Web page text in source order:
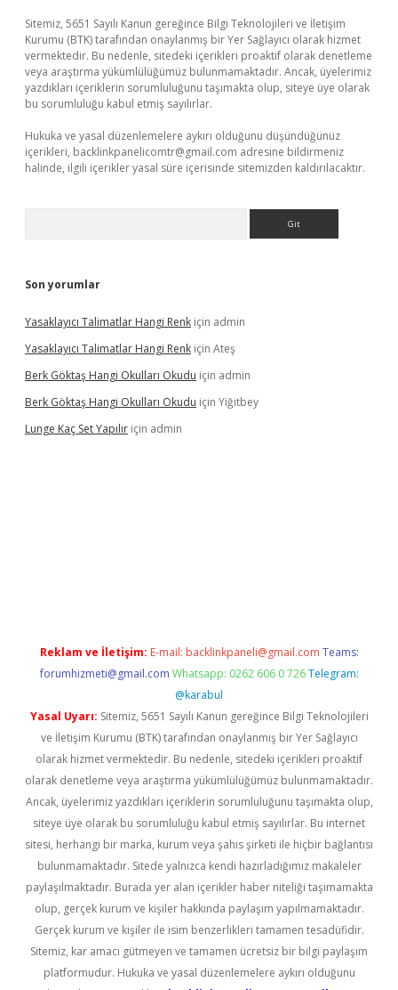
Sitemiz, 5651 Sayılı Kanun gereğince Bilgi Teknolojileri ve İletişim
Kurumu (BTK) tarafından onaylanmış bir Yer Sağlayıcı olarak hizmet
vermektedir. Bu nedenle, sitedeki içerikleri proaktif olarak denetleme
veya araştırma yükümlülüğümüz bulunmamaktadır. Ancak, üyelerimiz
yazdıkları içeriklerin sorumluluğunu taşımakta olup, siteye üye olarak
bu sorumluluğu kabul etmiş sayılırlar.
Hukuka ve yasal düzenlemelere aykırı olduğunu düşündüğünüz
içerikleri, backlinkpanelicomtr@gmail.com adresine bildirmeniz
halinde, ilgili içerikler yasal süre içerisinde sitemizden kaldırılacaktır.
Son yorumlar
Yasaklayıcı Talimatlar Hangi Renk için admin
Yasaklayıcı Talimatlar Hangi Renk için Ateş
Berk Göktaş Hangi Okulları Okudu için admin
Berk Göktaş Hangi Okulları Okudu için Yiğitbey
Lunge Kaç Set Yapılır için admin
Reklam ve İletişim: E-mail: backlinkpaneli@gmail.com Teams:
forumhizmeti@gmail.com Whatsapp: 0262 606 0 726 Telegram:
@karabul
Yasal Uyarı: Sitemiz, 5651 Sayılı Kanun gereğince Bilgi Teknolojileri
ve İletişim Kurumu (BTK) tarafından onaylanmış bir Yer Sağlayıcı
olarak hizmet vermektedir. Bu nedenle, sitedeki içerikleri proaktif
olarak denetleme veya araştırma yükümlülüğümüz bulunmamaktadır.
Ancak, üyelerimiz yazdıkları içeriklerin sorumluluğunu taşımakta olup,
siteye üye olarak bu sorumluluğu kabul etmiş sayılırlar. Bu internet
sitesi, herhangi bir marka, kurum veya şahıs şirketi ile hiçbir bağlantısı
bulunmamaktadır. Sitede yalnızca kendi hazırladığımız makaleler
paylaşılmaktadır. Burada yer alan içerikler haber niteliği taşımamakta
olup, gerçek kurum ve kişiler hakkında paylaşım yapılmamaktadır.
Gerçek kurum ve kişiler ile isim benzerlikleri tamamen tesadüfidir.
Sitemiz, kar amacı gütmeyen ve tamamen ücretsiz bir bilgi paylaşım
platformudur. Hukuka ve yasal düzenlemelere aykırı olduğunu